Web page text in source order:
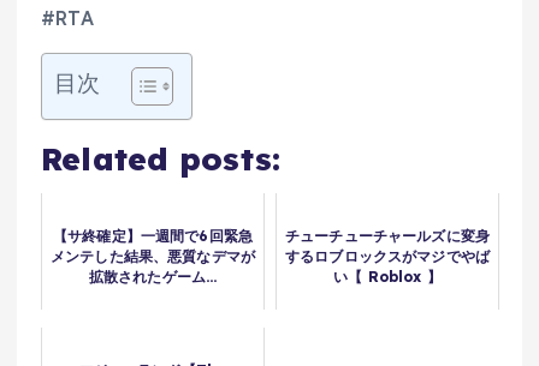
#RTA
目次
Related posts:
【サ終確定】一週間で6回緊急
メンテした結果、悪質なデマが
拡散されたゲーム…
チューチューチャールズに変身
するロブロックスがマジでやば
い【 Roblox 】